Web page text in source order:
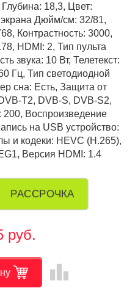
18,3, Цвет:
Дюйм/см: 32/81,
Контрастность: 3000,
HDMI: 2, Тип пульта
звука: 10 Вт, Телетекст:
Гц, Тип светодиодной
сна: Есть, Защита от
T2, DVB-S, DVB-S2,
Воспроизведение
на USB устройство:
и кодеки: HEVC (H.265),
Версия HDMI: 1.4
РАССРОЧКА
руб.
leaderboard